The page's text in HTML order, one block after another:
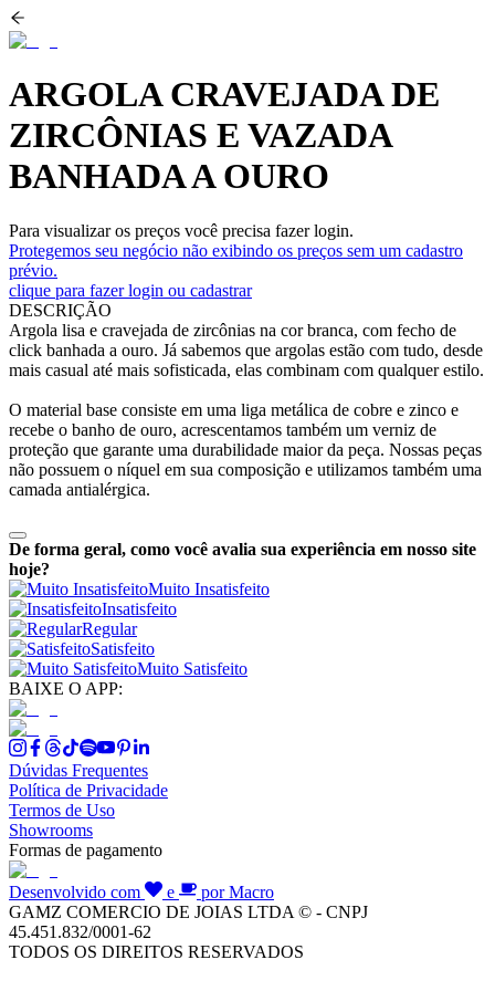
ARGOLA CRAVEJADA DE
ZIRCÔNIAS E VAZADA
BANHADA A OURO
Para visualizar os preços você precisa fazer login.
Protegemos seu negócio não exibindo os preços sem um cadastro
prévio.
clique para fazer login ou cadastrar
DESCRIÇÃO
Argola lisa e cravejada de zircônias na cor branca, com fecho de
click banhada a ouro. Já sabemos que argolas estão com tudo, desde
mais casual até mais sofisticada, elas combinam com qualquer estilo.
O material base consiste em uma liga metálica de cobre e zinco e
recebe o banho de ouro, acrescentamos também um verniz de
proteção que garante uma durabilidade maior da peça. Nossas peças
não possuem o níquel em sua composição e utilizamos também uma
camada antialérgica.
De forma geral, como você avalia sua experiência em nosso site
hoje?
Muito Insatisfeito
Insatisfeito
Regular
Satisfeito
Muito Satisfeito
BAIXE O APP:
Dúvidas Frequentes
Política de Privacidade
Termos de Uso
Showrooms
Formas de pagamento
Desenvolvido com e
por Macro
GAMZ COMERCIO DE JOIAS LTDA © - CNPJ
45.451.832/0001-62
TODOS OS DIREITOS RESERVADOS